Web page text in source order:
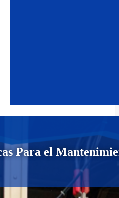
Para el